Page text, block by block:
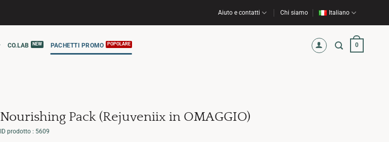
Aiuto e contatti Chi siamo Italiano
CO.LAB PACHETTI PROMO 0
Nourishing Pack (Rejuveniix in OMAGGIO)
ID prodotto : 5609